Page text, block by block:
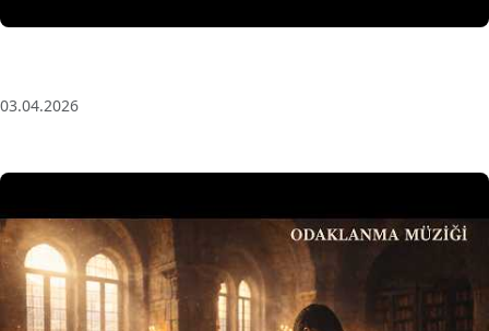
03.04.2026